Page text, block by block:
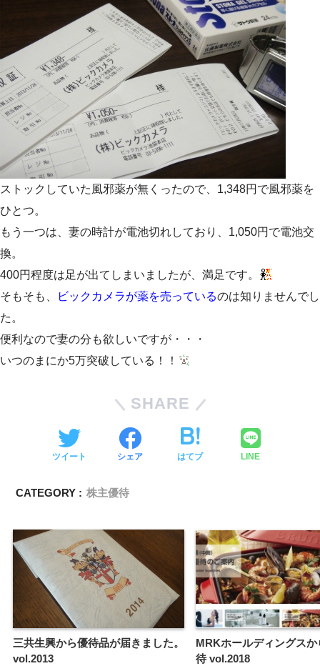
ストックしていた風邪薬が無くったので、1,348円で風邪薬を
ひとつ。
もう一つは、妻の時計が電池切れしており、1,050円で電池交
換。
400円程度は足が出てしまいましたが、満足です。
そもそも、
ビックカメラが薬を売っているのは知りませんでし
た。
便利なので妻の分も欲しいですが・・・
いつのまにか5万突破している！！
SHARE
ツイート シェア はてブ LINE
CATEGORY : 株主優待
三共生興から優待品が届きました。
vol.2013
MRKホールディングス
待 vol.2018